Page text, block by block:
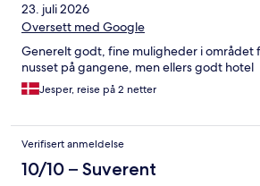
23. juli 2026
Oversett med Google
Generelt godt, fine muligheder i området
nusset på gangene, men ellers godt hotel
Jesper, reise på 2 netter
Verifisert anmeldelse
10/10 – Suverent